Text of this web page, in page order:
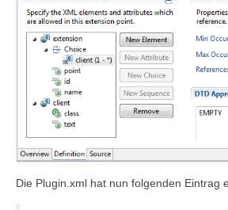
Die Plugin.xml hat nun folgenden Eintrag